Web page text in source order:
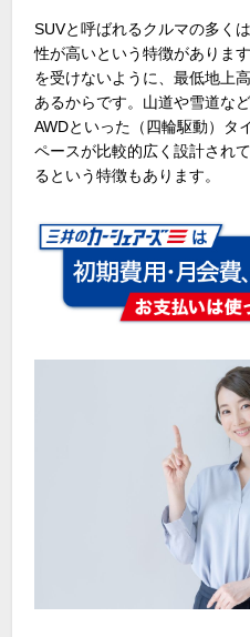
SUVと呼ばれるクルマの多く
性が高いという特徴がありま
を受けないように、最低地上
あるからです。山道や雪道な
AWDといった（四輪駆動）タ
ペースが比較的広く設計され
るという特徴もあります。